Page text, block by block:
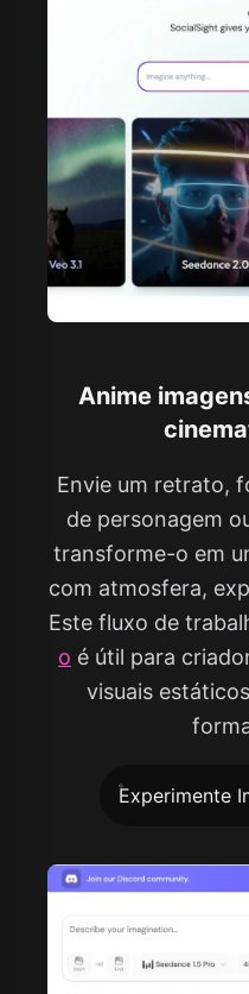
Anime
Envie um retrato,
de personagem
transforme-o em
com atmosfera,
Este fluxo de
o é útil para
visuais
Experimente